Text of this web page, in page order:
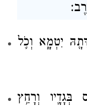
יִטְמָ֑א וְכֹ֛ל
בְּגָדָ֛יו וְרָחַ֥ץ